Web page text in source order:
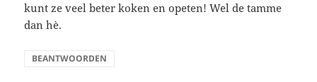
kunt ze veel beter koken en opeten! Wel de tamme
dan hè.
BEANTWOORDEN